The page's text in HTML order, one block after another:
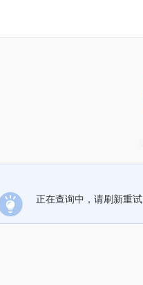
正在查询中，请刷新重试